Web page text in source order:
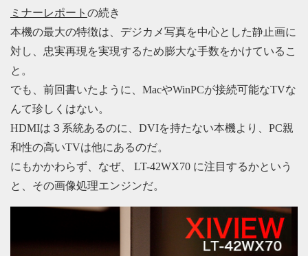
ミナーレポート の続き
本機の最大の特徴は、デジカメ写真を中心とした静止画に
対し、忠実再現を実現するため膨大な手数をかけているこ
と。
でも、前回書いたように、MacやWinPCが接続可能なTVな
んて珍しくはない。
HDMIは３系統あるのに、DVIを持たない本機より、PC親
和性の高いTVは他にあるのだ。
にもかかわらず、なぜ、 LT-42WX70 に注目するかという
と、その画像処理エンジンだ。